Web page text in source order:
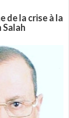
de la crise à la